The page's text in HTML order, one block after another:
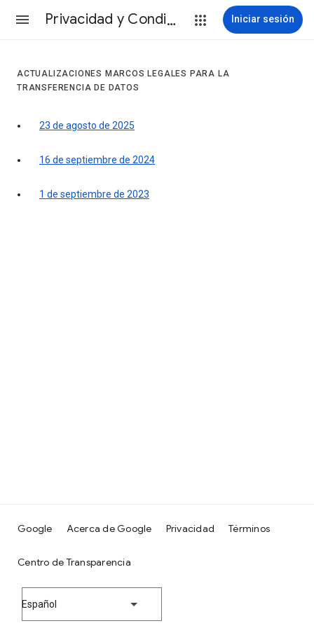
Privacidad y Condiciones Iniciar sesión
ACTUALIZACIONES MARCOS LEGALES PARA LA
TRANSFERENCIA DE DATOS
23 de agosto de 2025
16 de septiembre de 2024
1 de septiembre de 2023
Google Acerca de Google Privacidad Términos
Centro de Transparencia
Español